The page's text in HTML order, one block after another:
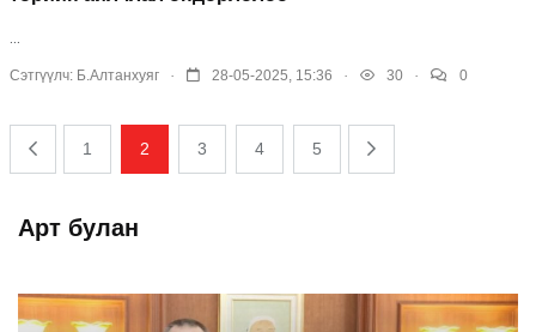
Сэтгүүлч: Б.Алтанхуяг . 28-05-2025, 15:36 . 30 . 0
1 2 3 4 5
Арт булан